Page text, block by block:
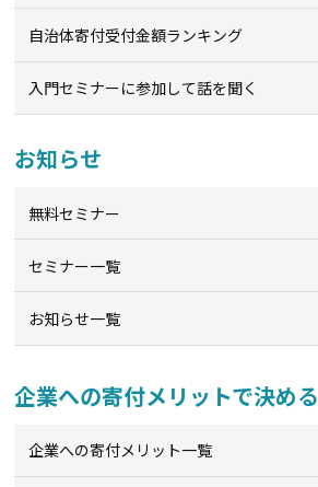
自治体寄付受付金額ランキング
入門セミナーに参加して話を聞く
お知らせ
無料セミナー
セミナー一覧
お知らせ一覧
企業への寄付メリットで決める
企業への寄付メリット一覧